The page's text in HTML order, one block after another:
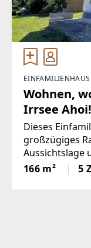
Wohnen,
Irrsee Ahoi!
Dieses
großzügiges
Aussichtslage
Irrsee aus dem
Wohnfläche
166 m² 5